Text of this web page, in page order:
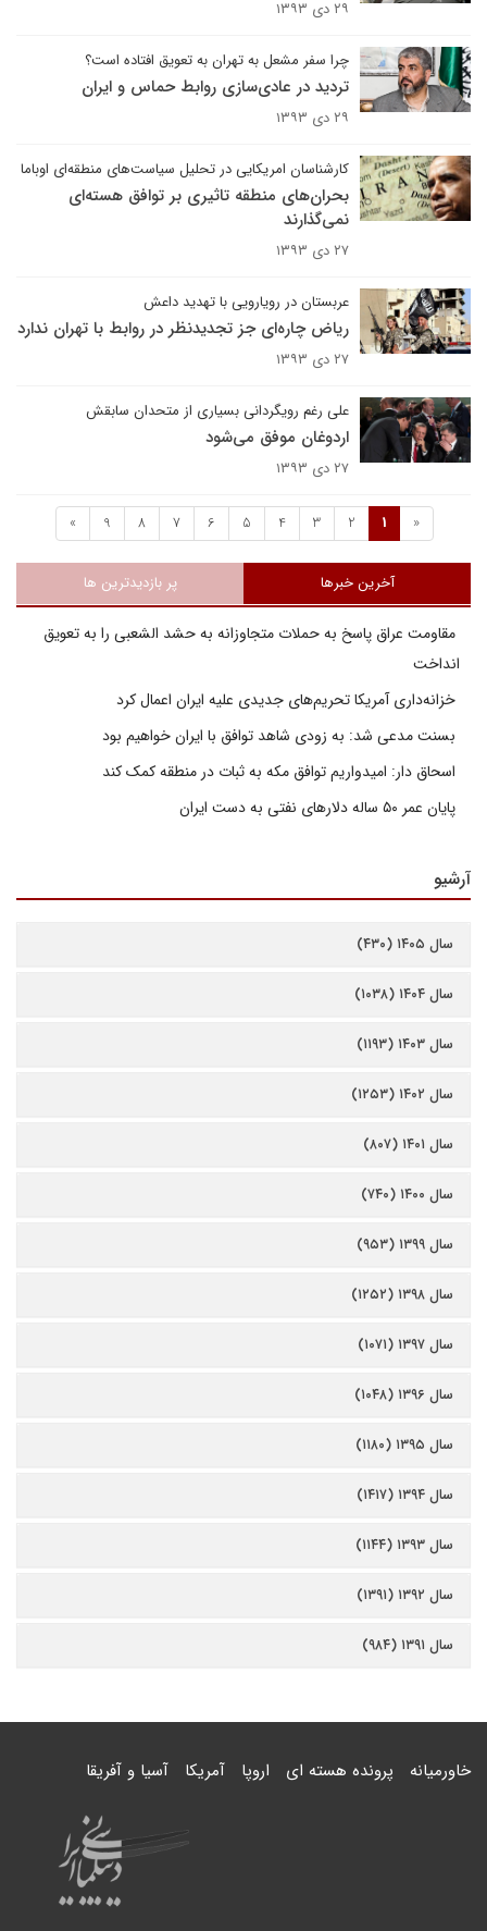
۲۹ دی ۱۳۹۳
چرا سفر مشعل به تهران به تعویق افتاده است؟
تردید در عادی‌سازی روابط حماس و ایران
۲۹ دی ۱۳۹۳
کارشناسان امریکایی در تحلیل‌ سیاست‌های منطقه‌ای اوباما
بحران‌های منطقه تاثیری بر توافق هسته‌ای
نمی‌گذارند
۲۷ دی ۱۳۹۳
عربستان در رویارویی با تهدید داعش
ریاض چاره‌ای جز تجدیدنظر در روابط با تهران ندارد
۲۷ دی ۱۳۹۳
علی رغم رویگردانی بسیاری از متحدان سابقش
اردوغان موفق می‌شود
۲۷ دی ۱۳۹۳
«
1
2
3
4
5
6
7
8
9
»
آخرین خبرها پر بازدیدترین ها
مقاومت عراق پاسخ به حملات متجاوزانه به حشد الشعبی را به تعویق
انداخت
خزانه‌داری آمریکا تحریم‌های جدیدی علیه ایران اعمال کرد
بسنت مدعی شد: به زودی شاهد توافق با ایران خواهیم بود
اسحاق دار: امیدواریم توافق مکه به ثبات در منطقه کمک کند
پایان عمر ۵۰ ساله دلارهای نفتی به دست ایران
آرشیو
سال ۱۴۰۵ (۴۳۰)
سال ۱۴۰۴ (۱۰۳۸)
سال ۱۴۰۳ (۱۱۹۳)
سال ۱۴۰۲ (۱۲۵۳)
سال ۱۴۰۱ (۸۰۷)
سال ۱۴۰۰ (۷۴۰)
سال ۱۳۹۹ (۹۵۳)
سال ۱۳۹۸ (۱۲۵۲)
سال ۱۳۹۷ (۱۰۷۱)
سال ۱۳۹۶ (۱۰۴۸)
سال ۱۳۹۵ (۱۱۸۰)
سال ۱۳۹۴ (۱۴۱۷)
سال ۱۳۹۳ (۱۱۴۴)
سال ۱۳۹۲ (۱۳۹۱)
سال ۱۳۹۱ (۹۸۴)
خاورمیانه پرونده هسته ای اروپا آمریکا آسیا و آفریقا